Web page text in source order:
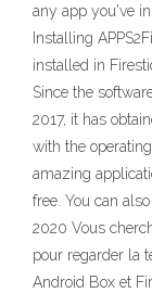
any app you've
Installing
installed in
Since the
2017, it has
with the
amazing
free. You can
2020 Vous
pour regarder la
Android Box et